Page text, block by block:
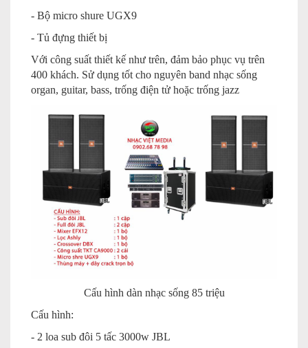
- Bộ micro shure UGX9
- Tủ đựng thiết bị
Với công suất thiết kế như trên, đảm bảo phục vụ trên
400 khách. Sử dụng tốt cho nguyên band nhạc sống
organ, guitar, bass, trống điện tử hoặc trống jazz
Cấu hình dàn nhạc sống 85 triệu
Cấu hình:
- 2 loa sub đôi 5 tấc 3000w JBL